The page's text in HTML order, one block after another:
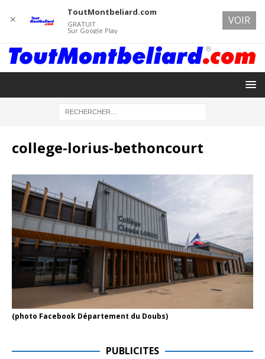
college-lorius-bethoncourt
(photo Facebook Département du Doubs)
PUBLICITES
✕
ToutMontbeliard.com
GRATUIT
Sur Google Play
VOIR